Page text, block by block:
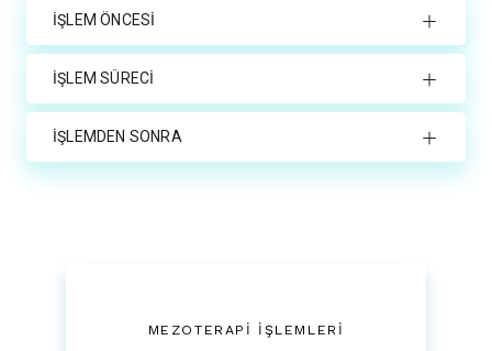
İŞLEM ÖNCESİ
İŞLEM SÜRECİ
İŞLEMDEN SONRA
MEZOTERAPİ İŞLEMLERİ